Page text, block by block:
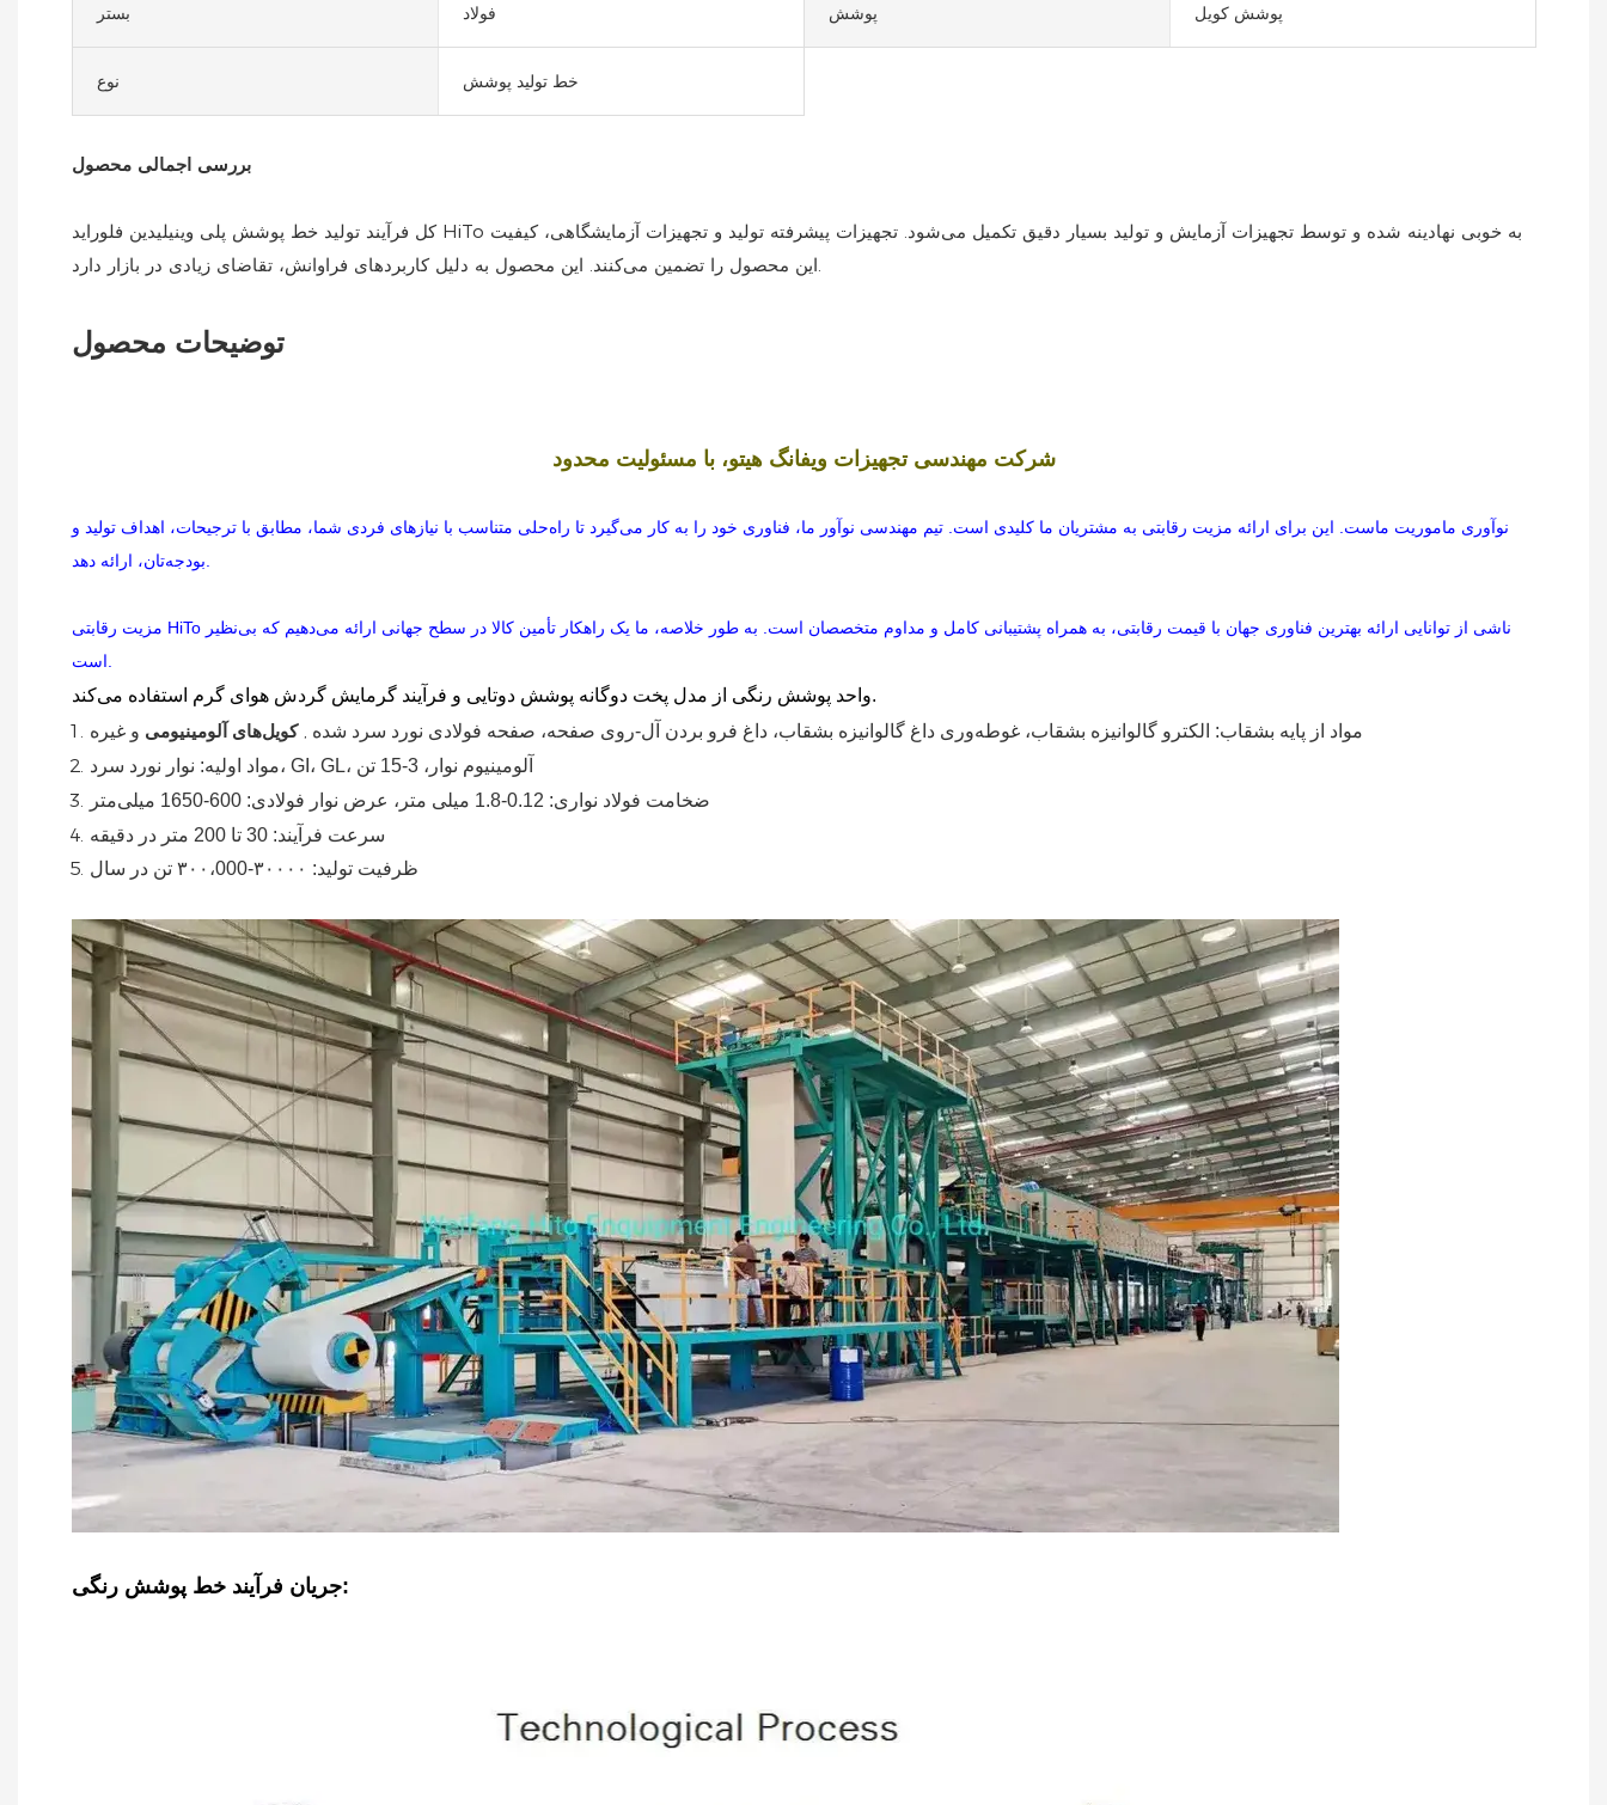
بستر فولاد پوشش پوشش کویل
نوع خط تولید پوشش
بررسی اجمالی محصول
کل فرآیند تولید خط پوشش پلی وینیلیدین فلوراید HiTo به خوبی نهادینه شده و توسط تجهیزات آزمایش و تولید بسیار دقیق تکمیل می‌شود. تجهیزات پیشرفته تولید و تجهیزات آزمایشگاهی، کیفیت
این محصول را تضمین می‌کنند. این محصول به دلیل کاربردهای فراوانش، تقاضای زیادی در بازار دارد.
توضیحات محصول
شرکت مهندسی تجهیزات ویفانگ هیتو، با مسئولیت محدود
نوآوری ماموریت ماست. این برای ارائه مزیت رقابتی به مشتریان ما کلیدی است. تیم مهندسی نوآور ما، فناوری خود را به کار می‌گیرد تا راه‌حلی متناسب با نیازهای فردی شما، مطابق با ترجیحات، اهداف تولید و
مزیت رقابتی HiTo ناشی از توانایی ارائه بهترین فناوری جهان با قیمت رقابتی، به همراه پشتیبانی کامل و مداوم متخصصان است. به طور خلاصه، ما یک راهکار تأمین کالا در سطح جهانی ارائه می‌دهیم که بی‌نظیر
واحد پوشش رنگی از مدل پخت دوگانه پوشش دوتایی و فرآیند گرمایش گردش هوای گرم استفاده می‌کند.
مواد از پایه بشقاب: الکترو گالوانیزه بشقاب، غوطه‌وری داغ گالوانیزه بشقاب، داغ فرو بردن آل-روی صفحه، صفحه فولادی نورد سرد شده ,کویل‌های آلومینیومی و غیره
مواد اولیه: نوار نورد سرد، GI، GL، آلومینیوم نوار، 3-15 تن
ضخامت فولاد نواری: 0.12-1.8 میلی متر، عرض نوار فولادی:
600-1650 میلی‌متر
سرعت فرآیند: 30 تا 200 متر در دقیقه
ظرفیت تولید: ۳۰۰۰۰-۳۰۰،000
تن در سال
جریان فرآیند خط پوشش رنگی: